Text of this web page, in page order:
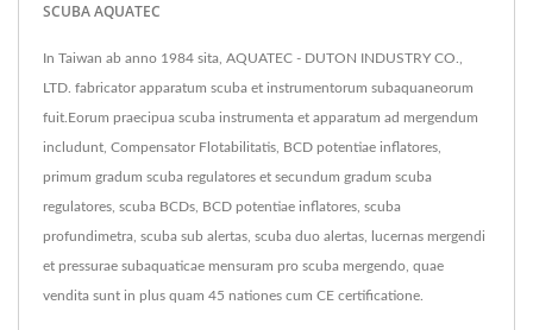
SCUBA AQUATEC
In Taiwan ab anno 1984 sita, AQUATEC - DUTON INDUSTRY CO.,
LTD. fabricator apparatum scuba et instrumentorum subaquaneorum
fuit.Eorum praecipua scuba instrumenta et apparatum ad mergendum
includunt, Compensator Flotabilitatis, BCD potentiae inflatores,
primum gradum scuba regulatores et secundum gradum scuba
regulatores, scuba BCDs, BCD potentiae inflatores, scuba
profundimetra, scuba sub alertas, scuba duo alertas, lucernas mergendi
et pressurae subaquaticae mensuram pro scuba mergendo, quae
vendita sunt in plus quam 45 nationes cum CE certificatione.